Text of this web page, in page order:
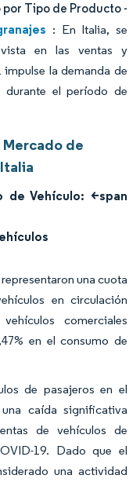
Tipo de Producto -
: En Italia, se
en las ventas y
la demanda de
durante el período de
de
de Vehículo: <span
una cuota
en circulación
comerciales
en el consumo de
de pasajeros en el
caída significativa
de vehículos de
19. Dado que el
una actividad